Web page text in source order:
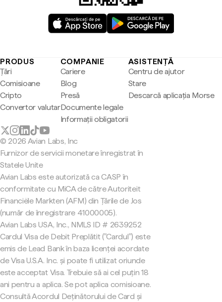
PRODUS
Țări
Comisioane
Cripto
Convertor valutar
COMPANIE
Cariere
Blog
Presă
Documente legale
Informații obligatorii
ASISTENȚĂ
Centru de ajutor
Stare
Descarcă aplicația Morse
© 2026 Avian Labs, Inc
Furnizor de servicii monetare înregistrat în
Statele Unite
Avian Labs este autorizată ca CASP în
conformitate cu MiCA de către Autoriteit
Financiële Markten (AFM) din Țările de Jos
(număr de înregistrare 41000005).
Avian Labs USA, Inc., NMLS ID # 2639252
Cardul Visa de Debit Preplătit ("Cardul") este
emis de Lead Bank în baza licenței acordate
de Visa U.S.A. Inc. și poate fi utilizat oriunde
este acceptat Visa. Trebuie să ai cel puțin 18
ani pentru a aplica. Se pot aplica comisioane.
Consultă Acordul Deținătorului de Card și